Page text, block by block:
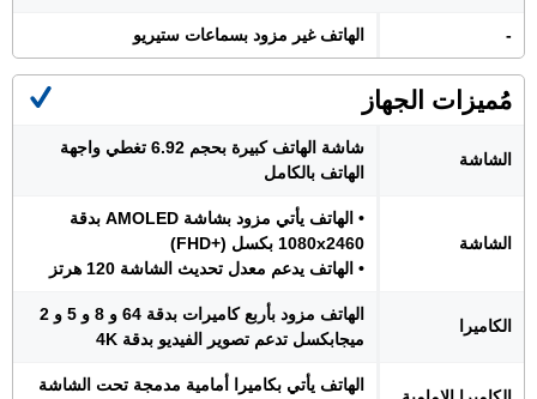
- الهاتف غير مزود بسماعات ستيريو
مُميزات الجهاز
الشاشة
شاشة الهاتف كبيرة بحجم 6.92 تغطي واجهة
الهاتف بالكامل
الشاشة
• الهاتف يأتي مزود بشاشة AMOLED بدقة
1080x2460 بكسل (+FHD)
• الهاتف يدعم معدل تحديث الشاشة 120 هرتز
الكاميرا
الهاتف مزود بأربع كاميرات بدقة 64 و 8 و 5 و 2
ميجابكسل تدعم تصوير الفيديو بدقة 4K
الهاتف يأتي بكاميرا أمامية مدمجة تحت الشاشة